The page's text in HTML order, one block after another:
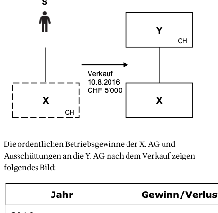
Die ordentlichen Betriebsgewinne der X. AG und
Ausschüttungen an die Y. AG nach dem Verkauf zeigen
folgendes Bild: